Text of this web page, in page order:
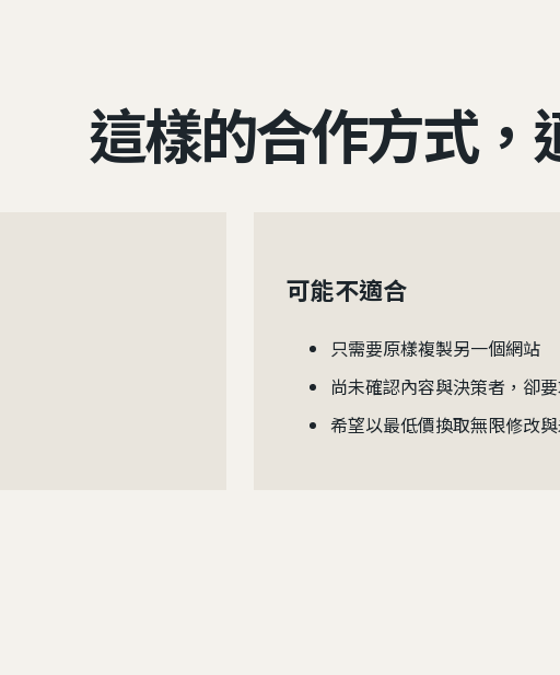
這樣的合作方式，
可能不適合
只需要原樣複製另一個網站
尚未確認內容與決策者，卻
希望以最低價換取無限修改